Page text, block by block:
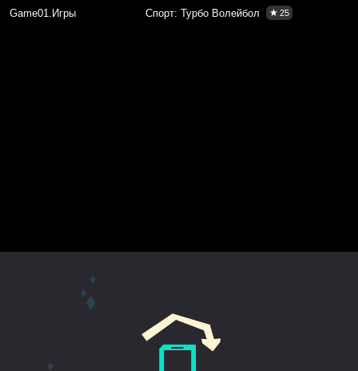
Game01.Игры Спорт: Турбо Волейбол 25